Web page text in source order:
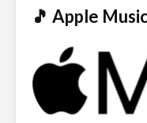
🎵 Apple